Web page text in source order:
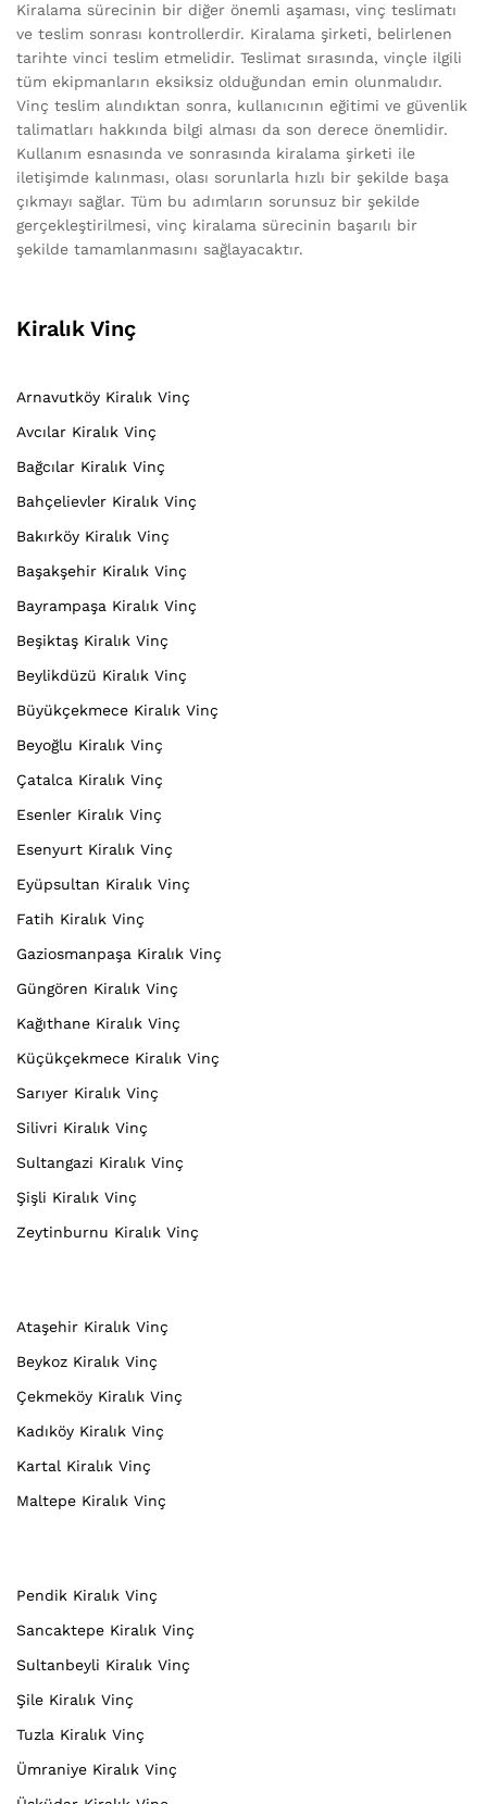
Kiralama sürecinin bir diğer önemli aşaması, vinç teslimatı
ve teslim sonrası kontrollerdir. Kiralama şirketi, belirlenen
tarihte vinci teslim etmelidir. Teslimat sırasında, vinçle ilgili
tüm ekipmanların eksiksiz olduğundan emin olunmalıdır.
Vinç teslim alındıktan sonra, kullanıcının eğitimi ve güvenlik
talimatları hakkında bilgi alması da son derece önemlidir.
Kullanım esnasında ve sonrasında kiralama şirketi ile
iletişimde kalınması, olası sorunlarla hızlı bir şekilde başa
çıkmayı sağlar. Tüm bu adımların sorunsuz bir şekilde
gerçekleştirilmesi, vinç kiralama sürecinin başarılı bir
şekilde tamamlanmasını sağlayacaktır.
Kiralık Vinç
Arnavutköy Kiralık Vinç
Avcılar Kiralık Vinç
Bağcılar Kiralık Vinç
Bahçelievler Kiralık Vinç
Bakırköy Kiralık Vinç
Başakşehir Kiralık Vinç
Bayrampaşa Kiralık Vinç
Beşiktaş Kiralık Vinç
Beylikdüzü Kiralık Vinç
Büyükçekmece Kiralık Vinç
Beyoğlu Kiralık Vinç
Çatalca Kiralık Vinç
Esenler Kiralık Vinç
Esenyurt Kiralık Vinç
Eyüpsultan Kiralık Vinç
Fatih Kiralık Vinç
Gaziosmanpaşa Kiralık Vinç
Güngören Kiralık Vinç
Kağıthane Kiralık Vinç
Küçükçekmece Kiralık Vinç
Sarıyer Kiralık Vinç
Silivri Kiralık Vinç
Sultangazi Kiralık Vinç
Şişli Kiralık Vinç
Zeytinburnu Kiralık Vinç
Ataşehir Kiralık Vinç
Beykoz Kiralık Vinç
Çekmeköy Kiralık Vinç
Kadıköy Kiralık Vinç
Kartal Kiralık Vinç
Maltepe Kiralık Vinç
Pendik Kiralık Vinç
Sancaktepe Kiralık Vinç
Sultanbeyli Kiralık Vinç
Şile Kiralık Vinç
Tuzla Kiralık Vinç
Ümraniye Kiralık Vinç